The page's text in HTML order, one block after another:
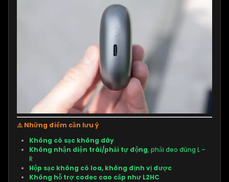
⚠️ Những điểm cần lưu ý
Không có sạc không dây
Không nhận diện trái/phải tự động, phải đeo đúng L –
R
Hộp sạc không có loa, không định vị được
Không hỗ trợ codec cao cấp như L2HC